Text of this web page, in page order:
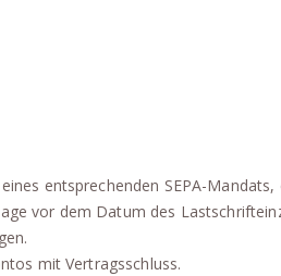
entsprechenden SEPA-
vor dem Datum des
mit Vertragsschluss.